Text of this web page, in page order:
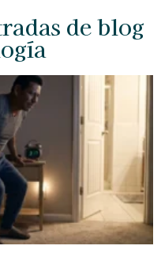
de blog